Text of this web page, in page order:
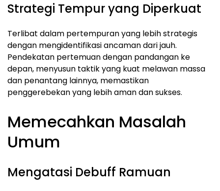
Strategi Tempur yang Diperkuat
Terlibat dalam pertempuran yang lebih strategis
dengan mengidentifikasi ancaman dari jauh.
Pendekatan pertemuan dengan pandangan ke
depan, menyusun taktik yang kuat melawan massa
dan penantang lainnya, memastikan
penggerebekan yang lebih aman dan sukses.
Memecahkan Masalah
Umum
Mengatasi Debuff Ramuan